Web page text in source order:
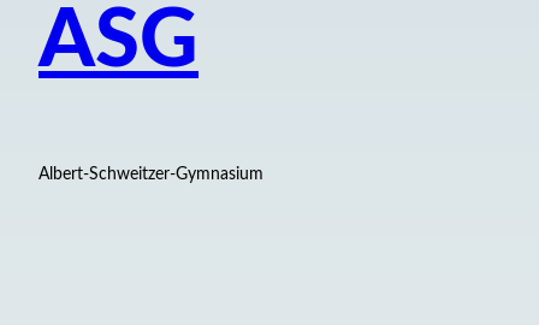
ASG
Albert-Schweitzer-Gymnasium